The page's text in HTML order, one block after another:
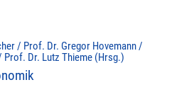
/ Prof. Dr. Gregor Hovemann /
Dr. Lutz Thieme (Hrsg.)